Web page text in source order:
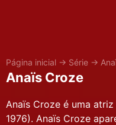
Página inicial → Série →
Anaïs Croze
Anaïs Croze é uma
1976). Anaïs Croze